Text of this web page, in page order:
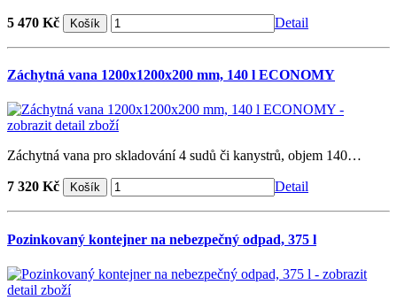
5 470 Kč Detail
Záchytná vana 1200x1200x200 mm, 140 l ECONOMY
Záchytná vana pro skladování 4 sudů či kanystrů, objem 140…
7 320 Kč Detail
Pozinkovaný kontejner na nebezpečný odpad, 375 l